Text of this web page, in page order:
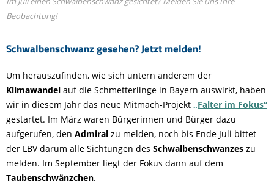
Schwalbenschwanz gesehen? Jetzt melden!
Beobachtung!
Um herauszufinden, wie sich untern anderem der
Klimawandel auf die Schmetterlinge in Bayern auswirkt, haben
wir in diesem Jahr das neue Mitmach-Projekt „Falter im Fokus“
gestartet. Im März waren Bürgerinnen und Bürger dazu
aufgerufen, den Admiral zu melden, noch bis Ende Juli bittet
der LBV darum alle Sichtungen des Schwalbenschwanzes zu
melden. Im September liegt der Fokus dann auf dem
Taubenschwänzchen.